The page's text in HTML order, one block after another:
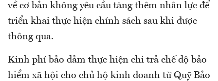
về cơ bản không yêu cầu tăng thêm nhân lực để
triển khai thực hiện chính sách sau khi được
thông qua.
Kinh phí bảo đảm thực hiện chi trả chế độ bảo
hiểm xã hội cho chủ hộ kinh doanh từ Quỹ Bảo